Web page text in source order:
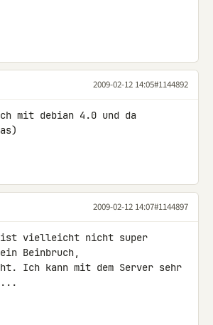
2009-02-12 14:05#1144892
mit debian 4.0 und da
2009-02-12 14:07#1144897
vielleicht nicht super
Beinbruch,
Ich kann mit dem Server sehr